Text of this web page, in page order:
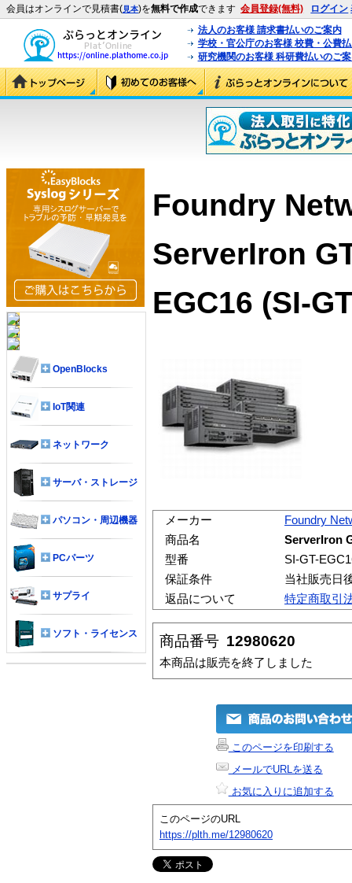
会員はオンラインで見積書(見本)を無料で作成できます 会員登録(無料) ログイン
法人のお客様 請求書払いのご案内
学校・官公庁のお客様 校費・公費
研究機関のお客様 科研費払いのご
Foundry
ServerIron
EGC16 (SI-
メーカー
Foundry
商品名
ServerIron
型番
SI-GT-
保証条件
当社販売日
返品について
特定商取引
商品番号 12980620
本商品は販売を終了しました
このページを印刷する
メールでURLを送る
お気に入りに追加する
このページのURL
https://plth.me/12980620
OpenBlocks
IoT関連
ネットワーク
サーバ・ストレージ
パソコン・周辺機器
PCパーツ
サプライ
ソフト・ライセンス